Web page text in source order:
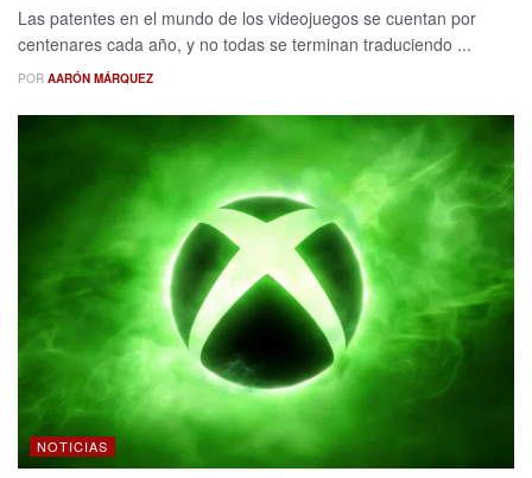
Las patentes en el mundo de los videojuegos se cuentan por
centenares cada año, y no todas se terminan traduciendo ...
POR AARÓN MÁRQUEZ
NOTICIAS